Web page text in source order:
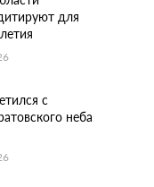
для
с
неба